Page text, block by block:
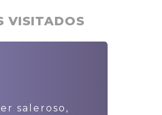
VISITADOS
saleroso,